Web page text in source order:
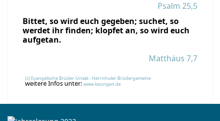
Psalm 25,5
Bittet, so wird euch gegeben; suchet, so
werdet ihr finden; klopfet an, so wird euch
aufgetan.
Matthäus 7,7
(c) Evangelische Brüder-Unität - Herrnhuter Brüdergemeine
weitere Infos unter: www.losungen.de